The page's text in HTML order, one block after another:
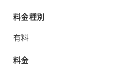
料金種別
有料
料金